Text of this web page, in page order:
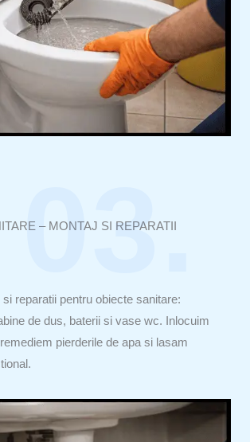
– MONTAJ SI REPARATII
03.
reparatii pentru obiecte sanitare:
de dus, baterii si vase wc. Inlocuim
pierderile de apa si lasam